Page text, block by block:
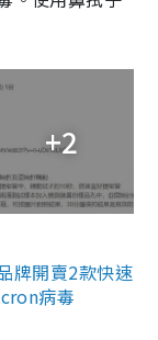
+2
牌開賣2款快速
病毒